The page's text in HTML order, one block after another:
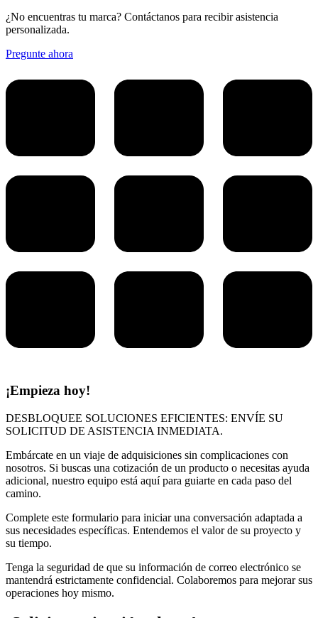
¿No encuentras tu marca? Contáctanos para recibir asistencia
personalizada.
Pregunte ahora
¡Empieza hoy!
DESBLOQUEE SOLUCIONES EFICIENTES: ENVÍE SU
SOLICITUD DE ASISTENCIA INMEDIATA.
Embárcate en un viaje de adquisiciones sin complicaciones con
nosotros. Si buscas una cotización de un producto o necesitas ayuda
adicional, nuestro equipo está aquí para guiarte en cada paso del
camino.
Complete este formulario para iniciar una conversación adaptada a
sus necesidades específicas. Entendemos el valor de su proyecto y
su tiempo.
Tenga la seguridad de que su información de correo electrónico se
mantendrá estrictamente confidencial. Colaboremos para mejorar sus
operaciones hoy mismo.